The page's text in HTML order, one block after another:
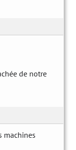
de notre
machines